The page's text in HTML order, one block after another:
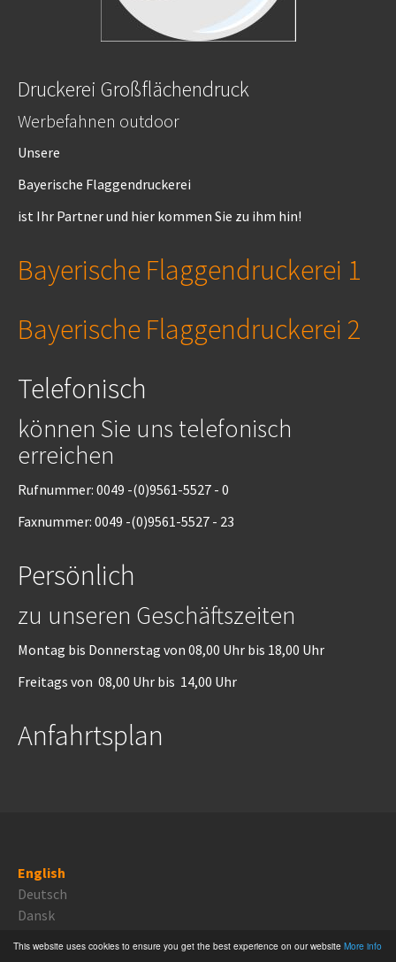
This website uses cookies to ensure you get the best experience on our website More info
Druckerei Großflächendruck
Werbefahnen outdoor
Unsere
Bayerische Flaggendruckerei
ist Ihr Partner und hier kommen Sie zu ihm hin!
Bayerische Flaggendruckerei 1
Bayerische Flaggendruckerei 2
Telefonisch
können Sie uns telefonisch
erreichen
Rufnummer: 0049 -(0)9561-5527 - 0
Faxnummer: 0049 -(0)9561-5527 - 23
Persönlich
zu unseren Geschäftszeiten
Montag bis Donnerstag von 08,00 Uhr bis 18,00 Uhr
Freitags von 08,00 Uhr bis 14,00 Uhr
Anfahrtsplan
English
Deutsch
Dansk
Proudly powered byTYPO3 CMS